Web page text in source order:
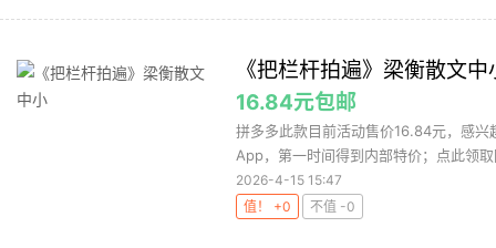
《把栏杆拍遍》梁衡散文中
16.84元包邮
拼多多此款目前活动售价16.84元，感
App，第一时间得到内部特价；点此领
2026-4-15 15:47
值！ +0
不值 -0